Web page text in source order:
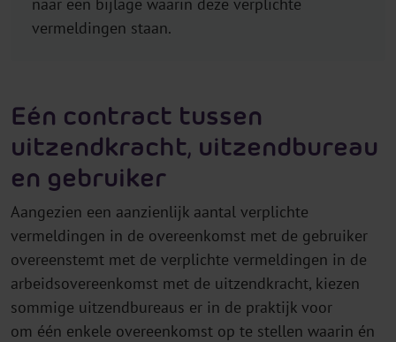
vermeldingen staan.
Eén contract tussen
uitzendkracht, uitzendbureau
en gebruiker
Aangezien een aanzienlijk aantal verplichte
vermeldingen in de overeenkomst met de gebruiker
overeenstemt met de verplichte vermeldingen in de
arbeidsovereenkomst met de uitzendkracht, kiezen
sommige uitzendbureaus er in de praktijk voor
om één enkele overeenkomst op te stellen waarin én